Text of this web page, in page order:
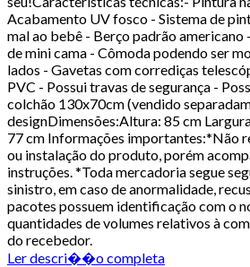
Acabamento UV fosco - Sistema de
mal ao bebê - Berço padrão americano
de mini cama - Cômoda podendo ser
lados - Gavetas com corrediças
PVC - Possui travas de segurança -
colchão 130x70cm (vendido
designDimensões:Altura: 85 cm
77 cm Informações importantes:*Não
ou instalação do produto, porém
instruções. *Toda mercadoria segue
sinistro, em caso de anormalidade,
pacotes possuem identificação com o
quantidades de volumes relativos à
do recebedor.
Ler descri��o completa